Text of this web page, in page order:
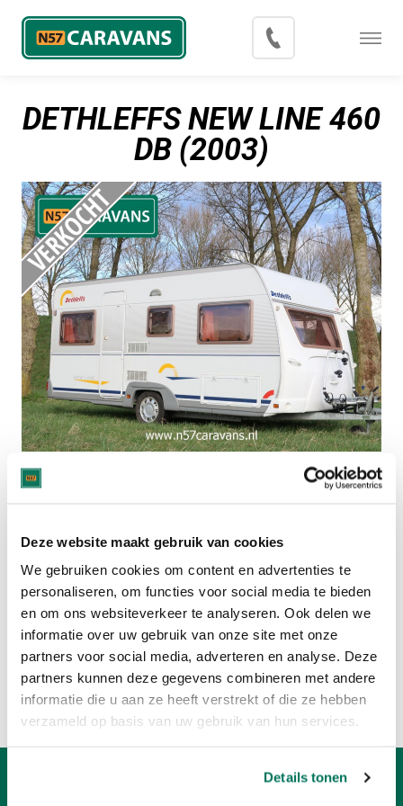
Deze website maakt gebruik van cookies
We gebruiken cookies om content en advertenties te
personaliseren, om functies voor social media te bieden
en om ons websiteverkeer te analyseren. Ook delen we
informatie over uw gebruik van onze site met onze
partners voor social media, adverteren en analyse. Deze
partners kunnen deze gegevens combineren met andere
informatie die u aan ze heeft verstrekt of die ze hebben
verzameld op basis van uw gebruik van hun services.
Details tonen
DETHLEFFS NEW LINE 460
DB (2003)
DETHLEFFS CARAVANS
CARAVANS MET 4 SLAAPPLAATSEN
Of bekijk:
Volledig caravan aanbod
Verkoop uw caravan
Menu
Inkoop
Export
Contact
Over N57 Caravans